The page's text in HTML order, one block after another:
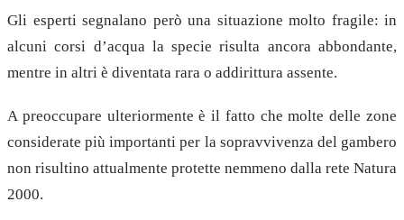
Gli esperti segnalano però una situazione molto fragile: in
alcuni corsi d’acqua la specie risulta ancora abbondante,
mentre in altri è diventata rara o addirittura assente.
A preoccupare ulteriormente è il fatto che molte delle zone
considerate più importanti per la sopravvivenza del gambero
non risultino attualmente protette nemmeno dalla rete Natura
2000.